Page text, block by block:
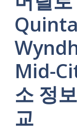
Mid-
소 정
교